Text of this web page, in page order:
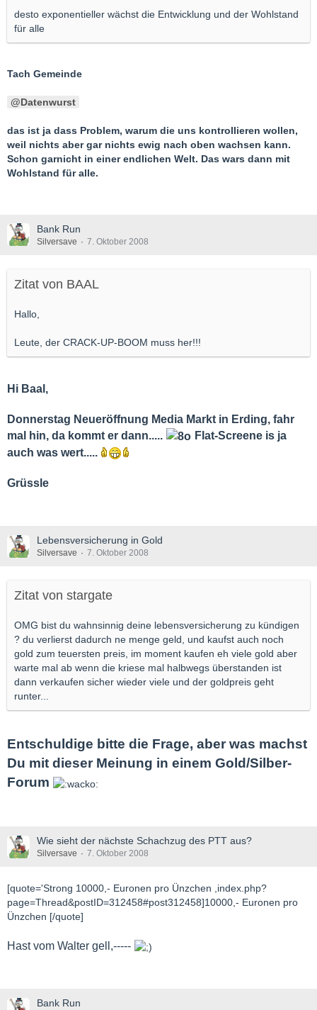
desto exponentieller wächst die Entwicklung und der Wohlstand
für alle
Tach Gemeinde
Datenwurst
das ist ja dass Problem, warum die uns kontrollieren wollen,
weil nichts aber gar nichts ewig nach oben wachsen kann.
Schon garnicht in einer endlichen Welt. Das wars dann mit
Wohlstand für alle.
Bank Run
Silversave 7. Oktober 2008
Zitat von BAAL
Hallo,
Leute, der CRACK-UP-BOOM muss her!!!
Hi Baal,
Donnerstag Neueröffnung Media Markt in Erding, fahr
mal hin, da kommt er dann.....
Flat-Screene is ja
auch was wert.....
Grüssle
Lebensversicherung in Gold
Silversave 7. Oktober 2008
Zitat von stargate
OMG bist du wahnsinnig deine lebensversicherung zu kündigen
? du verlierst dadurch ne menge geld, und kaufst auch noch
gold zum teuersten preis, im moment kaufen eh viele gold aber
warte mal ab wenn die kriese mal halbwegs überstanden ist
dann verkaufen sicher wieder viele und der goldpreis geht
runter...
Entschuldige bitte die Frage, aber was machst
Du mit dieser Meinung in einem Gold/Silber-
Forum
Wie sieht der nächste Schachzug des PTT aus?
Silversave 7. Oktober 2008
[quote='Strong 10000,- Euronen pro Ünzchen ,index.php?
page=Thread&postID=312458#post312458]10000,- Euronen pro
Ünzchen [/quote]
Hast vom Walter gell,-----
Bank Run